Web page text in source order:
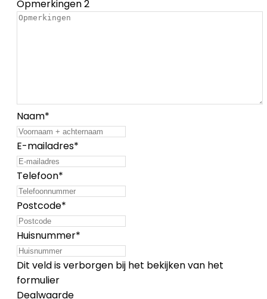
Opmerkingen 2
Naam*
E-mailadres*
Telefoon*
Postcode*
Huisnummer*
Dit veld is verborgen bij het bekijken van het
formulier
Dealwaarde